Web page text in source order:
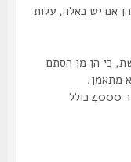
יש כאלה, עלות
הן מן הסתם
עלות הקורס די ידועה, באזור 4000 כולל